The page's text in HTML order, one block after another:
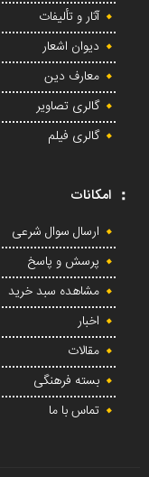
آثار و تألیفات
دیوان اشعار
معارف دین
گالری تصاویر
گالری فیلم
امکانات
ارسال سوال شرعی
پرسش و پاسخ
مشاهده سبد خرید
اخبار
مقالات
بسته فرهنگی
تماس با ما